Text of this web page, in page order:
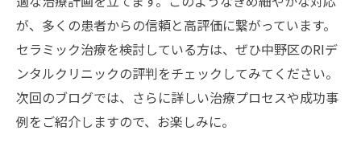
が、多くの患者からの信頼と高評価に繋がっています。
セラミック治療を検討している方は、ぜひ中野区のRIデ
ンタルクリニックの評判をチェックしてみてください。
次回のブログでは、さらに詳しい治療プロセスや成功事
例をご紹介しますので、お楽しみに。